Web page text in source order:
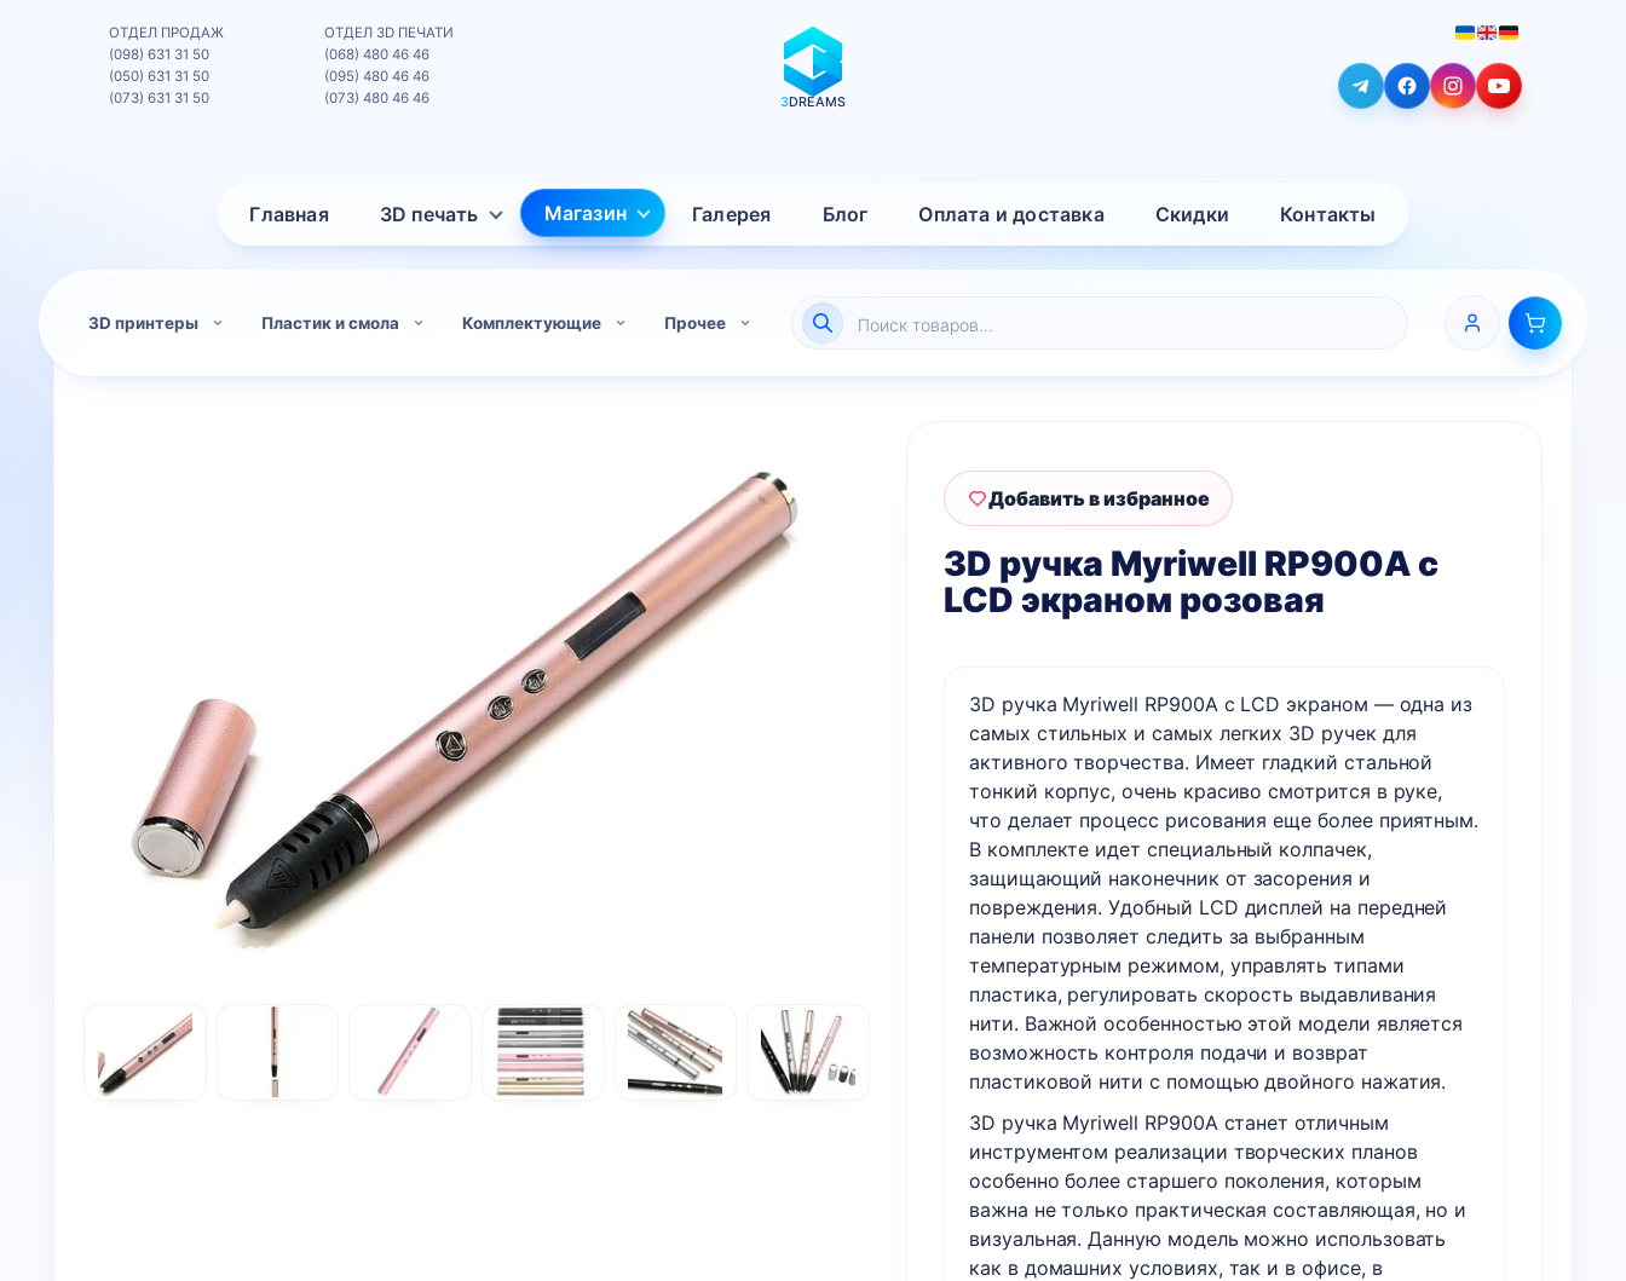
3DREAMS
Главная 3D печать Магазин Галерея Блог Оплата и доставка Скидки Контакты
ОТДЕЛ ПРОДАЖ
(098) 631 31 50
(050) 631 31 50
(073) 631 31 50
ОТДЕЛ 3D ПЕЧАТИ
(068) 480 46 46
(095) 480 46 46
(073) 480 46 46
3D принтеры Пластик и смола Комплектующие Прочее Поиск
3D ручка Myriwell RP900A с
LCD экраном розовая
3D ручка Myriwell RP900A с LCD экраном — одна из
самых стильных и самых легких 3D ручек для
активного творчества. Имеет гладкий стальной
тонкий корпус, очень красиво смотрится в руке,
что делает процесс рисования еще более приятным.
В комплекте идет специальный колпачек,
защищающий наконечник от засорения и
повреждения. Удобный LCD дисплей на передней
панели позволяет следить за выбранным
температурным режимом, управлять типами
пластика, регулировать скорость выдавливания
нити. Важной особенностью этой модели является
возможность контроля подачи и возврат
пластиковой нити с помощью двойного нажатия.
3D ручка Myriwell RP900A станет отличным
инструментом реализации творческих планов
особенно более старшего поколения, которым
важна не только практическая составляющая, но и
визуальная. Данную модель можно использовать
как в домашних условиях, так и в офисе, в
Добавить в избранное